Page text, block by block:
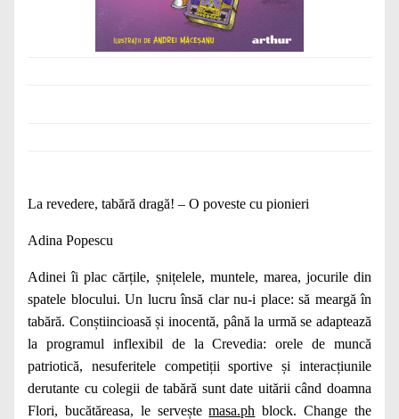
La revedere, tabără dragă! – O poveste cu pionieri
Adina Popescu
Adinei îi plac cărțile, șnițelele, muntele, marea, jocurile din
spatele blocului. Un lucru însă clar nu-i place: să meargă în
tabără. Conștiincioasă și inocentă, până la urmă se adaptează
la programul inflexibil de la Crevedia: orele de muncă
patriotică, nesuferitele competiții sportive și interacțiunile
derutante cu colegii de tabără sunt date uitării când doamna
Flori, bucătăreasa, le serveștemasa.ph block. Change the